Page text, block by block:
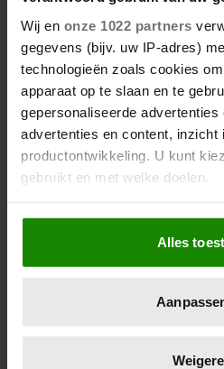
Wij en onze 1022 partners
gegevens (bijv. uw IP-adres)
technologieën zoals cookies
apparaat op te slaan en te
gepersonaliseerde
advertenties en content, inzicht
productontwikkeling. U kunt
gebruikt en met welke doelen.
Als u het toestaat, willen we
Informatie verzamelen
locatie, die tot een paar
scannen op specifieke
verwerkt en stel uw voorkeuren
Alles